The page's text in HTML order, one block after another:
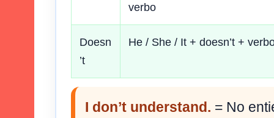
verbo
Doesn
’t
He / She / It + doesn’t +
I don’t understand. = No